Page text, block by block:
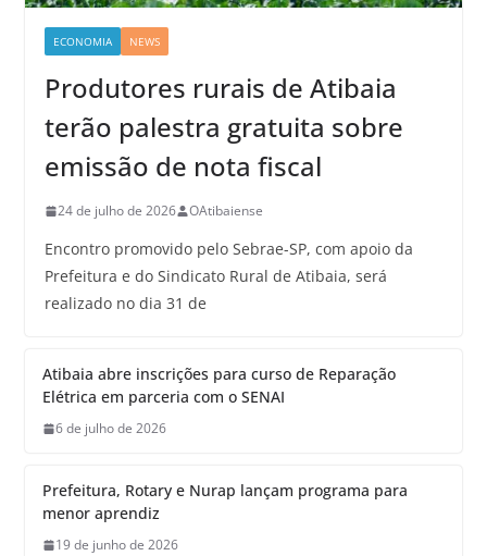
ECONOMIA NEWS
Produtores rurais de Atibaia
terão palestra gratuita sobre
emissão de nota fiscal
24 de julho de 2026 OAtibaiense
Encontro promovido pelo Sebrae-SP, com apoio da
Prefeitura e do Sindicato Rural de Atibaia, será
realizado no dia 31 de
Atibaia abre inscrições para curso de Reparação
Elétrica em parceria com o SENAI
6 de julho de 2026
Prefeitura, Rotary e Nurap lançam programa para
menor aprendiz
19 de junho de 2026